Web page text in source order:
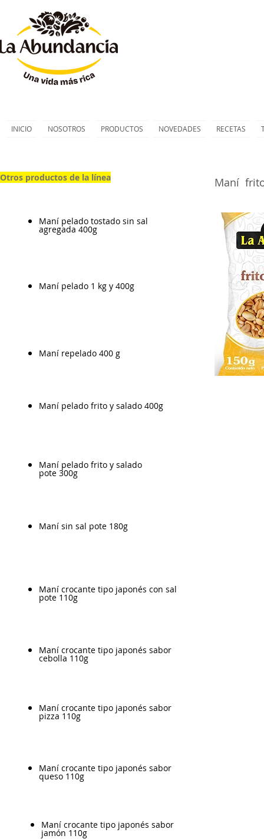
INICIO NOSOTROS PRODUCTOS NOVEDADES RECETAS
Maní
Otros productos de la línea
Maní pelado 1 kg y 400g
Maní repelado 400 g
Maní pelado frito y salado 400g
Maní sin sal pote 180g
Maní crocante tipo japonés con sal
pote 110g
Maní crocante tipo japonés sabor
cebolla 110g
Maní crocante tipo japonés sabor
pizza 110g
Maní crocante tipo japonés sabor
queso 110g
Maní pelado frito y salado
pote 300g
Maní pelado tostado sin sal
agregada 400g
Maní crocante tipo japonés sabor
jamón 110g